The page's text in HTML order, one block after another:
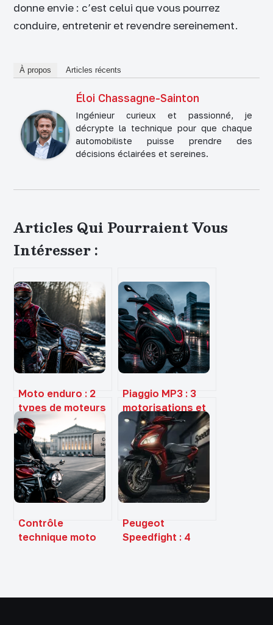
donne envie : c’est celui que vous pourrez
conduire, entretenir et revendre sereinement.
À propos Articles récents
Éloi Chassagne-Sainton
Ingénieur curieux et passionné, je
décrypte la technique pour que chaque
automobiliste puisse prendre des
décisions éclairées et sereines.
Articles Qui Pourraient Vous
Intéresser :
Moto enduro : 2
types de moteurs
et 5 cylindrées
pour choisir votre
machine idéale
Piaggio MP3 : 3
motorisations et
innovations
technologiques
pour la mobilité
urbaine
Contrôle
technique moto
Peugeot
Speedfight : 4